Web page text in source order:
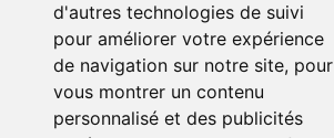
d'autres technologies de suivi
pour améliorer votre expérience
de navigation sur notre site, pour
vous montrer un contenu
personnalisé et des publicités
15.00€ 0
D&D - 88286 paladin human male Miniature - Donjons Dragons
12.00€